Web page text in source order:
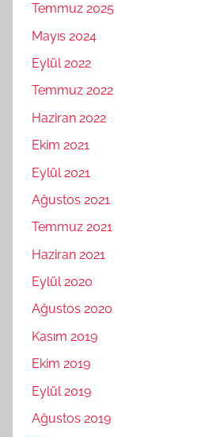
Temmuz 2025
Mayıs 2024
Eylül 2022
Temmuz 2022
Haziran 2022
Ekim 2021
Eylül 2021
Ağustos 2021
Temmuz 2021
Haziran 2021
Eylül 2020
Ağustos 2020
Kasım 2019
Ekim 2019
Eylül 2019
Ağustos 2019